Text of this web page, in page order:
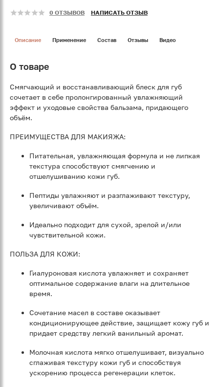
0 ОТЗЫВОВ НАПИСАТЬ ОТЗЫВ
Описание Применение Состав Отзывы Видео
О товаре
Смягчающий и восстанавливающий блеск для губ
сочетает в себе пролонгированный увлажняющий
эффект и уходовые свойства бальзама, придающего
объём.
ПРЕИМУЩЕСТВА ДЛЯ МАКИЯЖА:
Питательная, увлажняющая формула и не липкая
текстура способствуют смягчению и
отшелушиванию кожи губ.
Пептиды увлажняют и разглаживают текстуру,
увеличивают объём.
Идеально подходит для сухой, зрелой и/или
чувствительной кожи.
ПОЛЬЗА ДЛЯ КОЖИ:
Гиалуроновая кислота увлажняет и сохраняет
оптимальное содержание влаги на длительное
время.
Сочетание масел в составе оказывает
кондиционирующее действие, защищает кожу губ и
придает средству легкий ванильный аромат.
Молочная кислота мягко отшелушивает, визуально
сглаживая текстуру кожи губ и способствуя
ускорению процесса регенерации клеток.